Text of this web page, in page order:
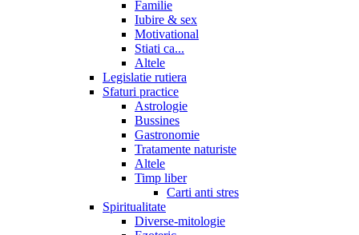
Familie
Iubire & sex
Motivational
Stiati ca...
Altele
Legislatie rutiera
Sfaturi practice
Astrologie
Bussines
Gastronomie
Tratamente naturiste
Altele
Timp liber
Carti anti stres
Spiritualitate
Diverse-mitologie